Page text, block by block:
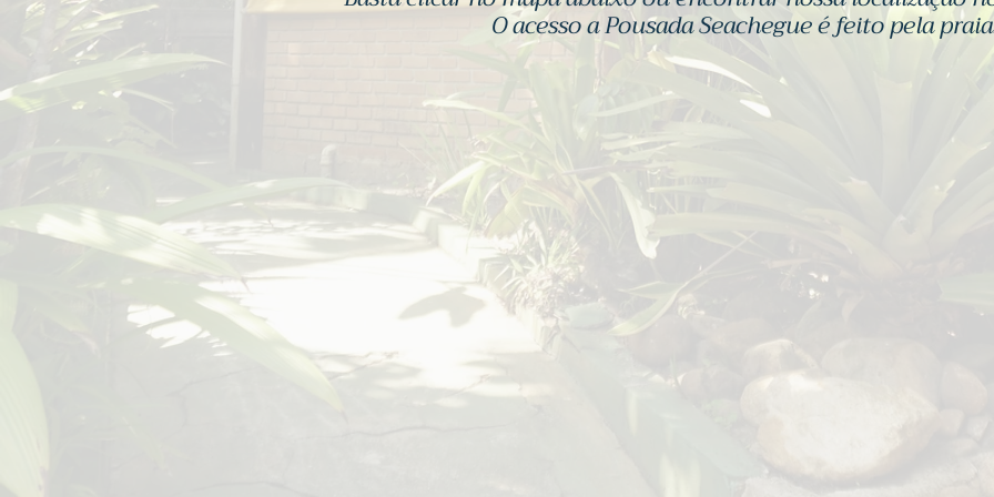
O acesso a Pousada Seachegue é feito pela